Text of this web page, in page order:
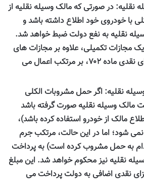
نقلیه: در صورتی که مالک وسیله نقلیه از
با خودروی خود اطلاع داشته باشد و
نقلیه به نفع دولت ضبط خواهد شد.
مجازات تکمیلی، علاوه بر مجازات های
حبس، شلاق و جزای نقدی ماده ۷۰۲، بر مرتکب اعمال می
نقلیه: اگر حمل مشروبات الکلی
مالک وسیله نقلیه صورت گرفته باشد
مالک از خودرو استفاده کرده باشد)،
شود؛ اما در این حالت، مرتکب جرم
به حمل مشروب کرده است) به پرداخت
نقلیه نیز محکوم خواهد شد. این مبلغ
نقدی اضافی به دولت پرداخت می